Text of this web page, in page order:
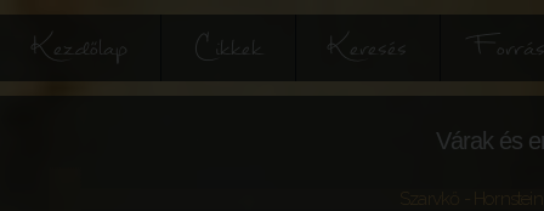
Kezdőlap Cikkek Keresés
Várak és
Szarvkő - Hornstein